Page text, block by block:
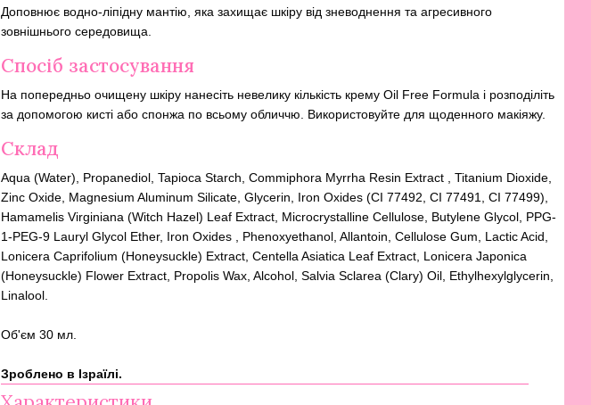
Доповнює водно-ліпідну мантію, яка захищає шкіру від зневоднення та агресивного
зовнішнього середовища.
Спосіб застосування
На попередньо очищену шкіру нанесіть невелику кількість крему Oil Free Formula і розподіліть
за допомогою кисті або спонжа по всьому обличчю. Використовуйте для щоденного макіяжу.
Склад
Aqua (Water), Propanediol, Tapioca Starch, Commiphora Myrrha Resin Extract , Titanium Dioxide,
Zinc Oxide, Magnesium Aluminum Silicate, Glycerin, Iron Oxides (CI 77492, CI 77491, CI 77499),
Hamamelis Virginiana (Witch Hazel) Leaf Extract, Microcrystalline Cellulose, Butylene Glycol, PPG-
1-PEG-9 Lauryl Glycol Ether, Iron Oxides , Phenoxyethanol, Allantoin, Cellulose Gum, Lactic Acid,
Lonicera Caprifolium (Honeysuckle) Extract, Centella Asiatica Leaf Extract, Lonicera Japonica
(Honeysuckle) Flower Extract, Propolis Wax, Alcohol, Salvia Sclarea (Clary) Oil, Ethylhexylglycerin,
Linalool.
Об'єм 30 мл.
Зроблено в Ізраїлі.